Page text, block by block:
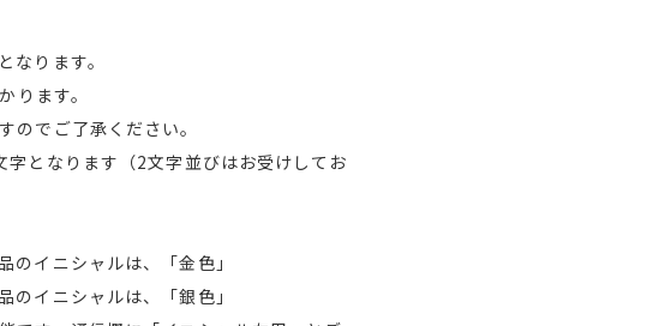
ります。
ます。
でご了承ください。
となります（2文字並びはお受けしてお
イニシャルは、「金色」
イニシャルは、「銀色」